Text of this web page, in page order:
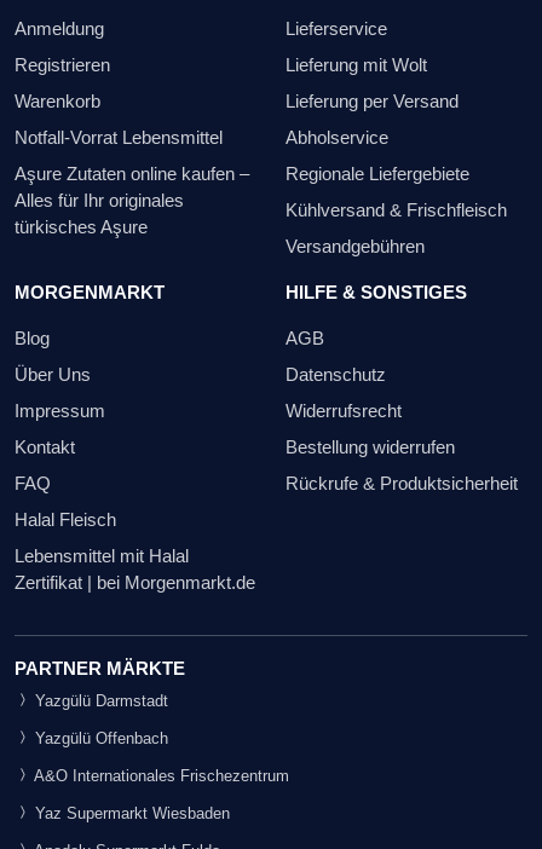
Anmeldung
Registrieren
Warenkorb
Notfall-Vorrat Lebensmittel
Aşure Zutaten online kaufen –
Alles für Ihr originales
türkisches Aşure
Lieferservice
Lieferung mit Wolt
Lieferung per Versand
Abholservice
Regionale Liefergebiete
Kühlversand & Frischfleisch
Versandgebühren
MORGENMARKT
Blog
Über Uns
Impressum
Kontakt
FAQ
Halal Fleisch
Lebensmittel mit Halal
Zertifikat | bei Morgenmarkt.de
HILFE & SONSTIGES
AGB
Datenschutz
Widerrufsrecht
Bestellung widerrufen
Rückrufe & Produktsicherheit
PARTNER MÄRKTE
Yazgülü Darmstadt
Yazgülü Offenbach
A&O Internationales Frischezentrum
Yaz Supermarkt Wiesbaden